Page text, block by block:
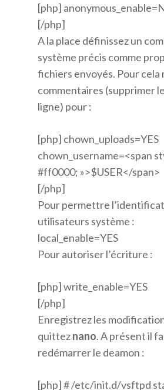
[php]
[/php]
A la place définissez un
système précis comme
fichiers envoyés. Pour cela
commentaires (supprimer
ligne) pour :
[php] chown_uploads=YES
chown_username=<span
#ff0000; »>$USER</span>
[/php]
Pour permettre
utilisateurs système :
local_enable=YES
Pour autoriser l’écriture :
[php] write_enable=YES
[/php]
Enregistrez les
quitteznano. A présent il
redémarrer le deamon :
[php] # /etc/init.d/vsftpd